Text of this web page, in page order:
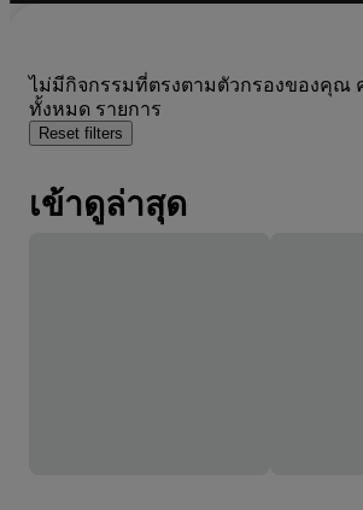
ไม่มีกิจกรรมที่ตรงตามตัวกรองของคุณ
ทั้งหมด รายการ
Reset filters
เข้าดูล่าสุด